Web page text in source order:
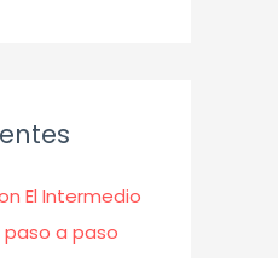
El Intermedio
a paso